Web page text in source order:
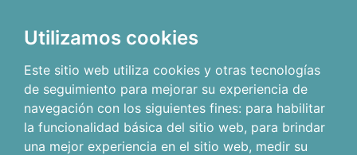
Utilizamos cookies
Este sitio web utiliza cookies y otras tecnologías
de seguimiento para mejorar su experiencia de
navegación con los siguientes fines: para habilitar
la funcionalidad básica del sitio web, para brindar
una mejor experiencia en el sitio web, medir su